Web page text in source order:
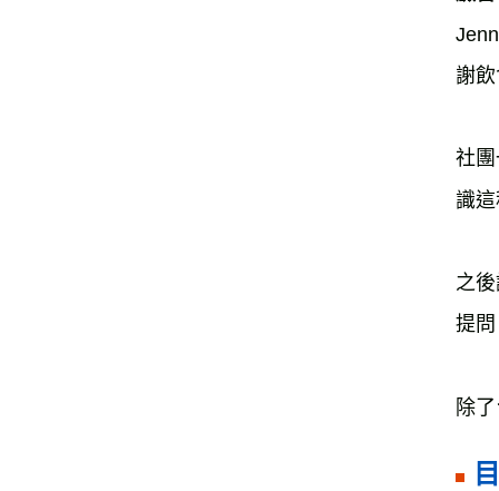
謝
社
識
之
提
除